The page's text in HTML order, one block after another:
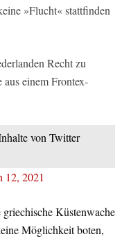
»Flucht« stattfinden
Recht zu
aus einem Frontex-
von Twitter
12, 2021
Küstenwache
Möglichkeit boten,